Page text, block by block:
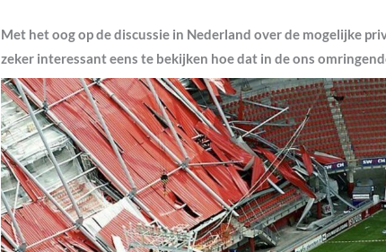
Met het oog op de discussie in Nederland over de mogelijke
zeker interessant eens te bekijken hoe dat in de ons